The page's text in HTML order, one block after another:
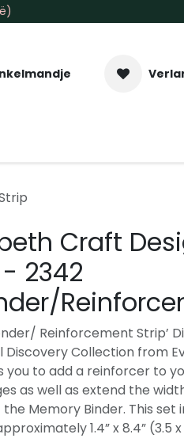
Craft
2342
Reinforcement Strip’
Discovery Collection from
you to add a reinforcer to
as well as extend the
Memory Binder. This set
1.4” x 8.4” (3.5 x